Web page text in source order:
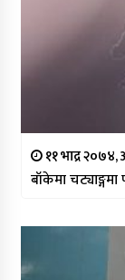
११ भाद्र
बाँकेमा